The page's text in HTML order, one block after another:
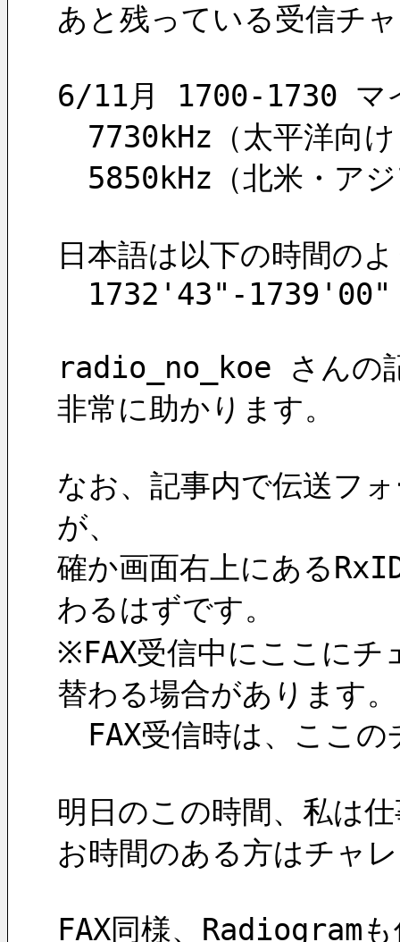
あと残っている受信チ
6/11月 1700-1730 マ
7730kHz（太平洋向
5850kHz（北米・ア
日本語は以下の時間の
1732'43"-
radio_no_koe さんの
非常に助かります。
なお、記事内で伝送フ
が、
確か画面右上にある
わるはずです。
※FAX受信中にここにチ
替わる場合があります。
FAX受信時は、ここの
明日のこの時間、私は
お時間のある方はチャ
FAX同様、Radiogram